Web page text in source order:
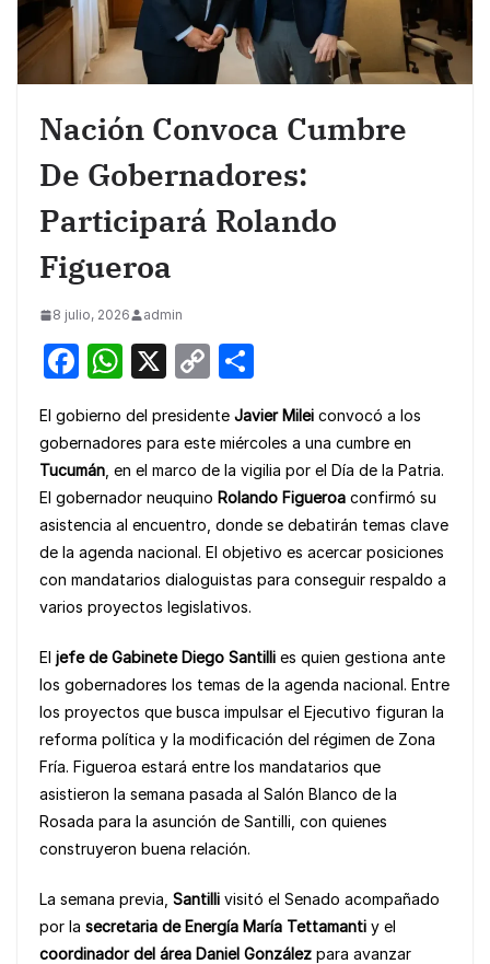
Nación Convoca Cumbre
De Gobernadores:
Participará Rolando
Figueroa
8 julio, 2026 admin
F
c
e
b
o
o
k
W
at
s
A
p
p
X
C
p
y
Li
n
k
ar
e
El gobierno del presidente Javier Milei convocó a los
gobernadores para este miércoles a una cumbre en
Tucumán , en el marco de la vigilia por el Día de la Patria.
El gobernador neuquino Rolando Figueroa confirmó su
asistencia al encuentro, donde se debatirán temas clave
de la agenda nacional. El objetivo es acercar posiciones
con mandatarios dialoguistas para conseguir respaldo a
varios proyectos legislativos.
El jefe de Gabinete Diego Santilli es quien gestiona ante
los gobernadores los temas de la agenda nacional. Entre
los proyectos que busca impulsar el Ejecutivo figuran la
reforma política y la modificación del régimen de Zona
Fría. Figueroa estará entre los mandatarios que
asistieron la semana pasada al Salón Blanco de la
Rosada para la asunción de Santilli, con quienes
construyeron buena relación.
La semana previa, Santilli visitó el Senado acompañado
por la secretaria de Energía María Tettamanti y el
coordinador del área Daniel González para avanzar